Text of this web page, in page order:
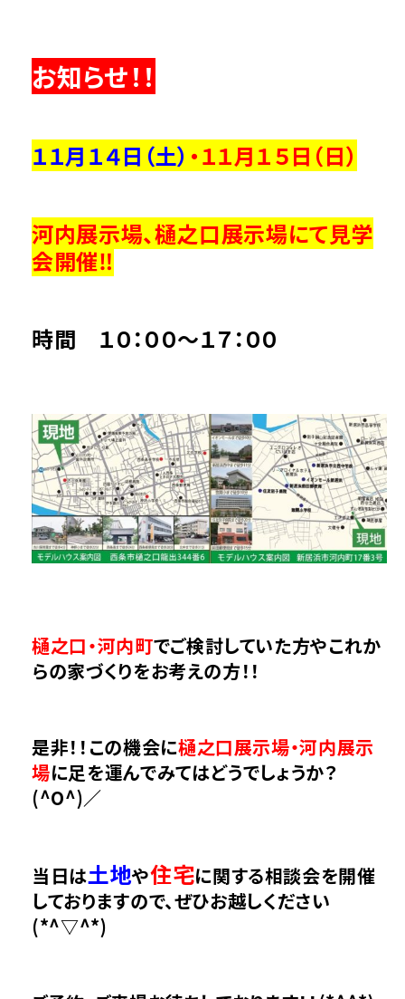
お知らせ！！
１１月１４日（土） ・１１月１５日（日）
河内展示場、樋之口展示場にて見学
会開催‼
時間 １０：００～１７：００
樋之口・河内町でご検討していた方やこれか
らの家づくりをお考えの方！！
是非！！この機会に樋之口展示場・河内展示
場に足を運んでみてはどうでしょうか？
(^O^)／
当日は土地や住宅に関する相談会を開催
しておりますので、ぜひお越しください
(*^▽^*)